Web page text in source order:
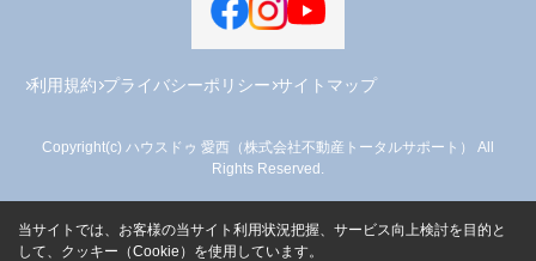
利用規約 プライバシーポリシー サイトマップ
Copyright(c) ハウスドゥ 愛西（株式会社不動産トータルサポート） All
Rights Reserved.
当サイトでは、お客様の当サイト利用状況把握、サービス向上検討を目的と
して、クッキー（Cookie）を使用しています。